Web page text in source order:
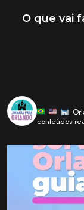
conteúdos